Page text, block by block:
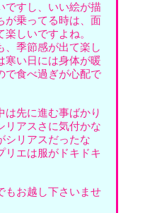
ですし、いい絵が描
が乗ってる時は、面
しいですよね。
季節感が出て楽し
寒い日には身体が暖
で食べ過ぎが心配で
先に進む事ばかり
リアスさに気付かな
シリアスだったな
リエは服がドキドキ
お越し下さいませ